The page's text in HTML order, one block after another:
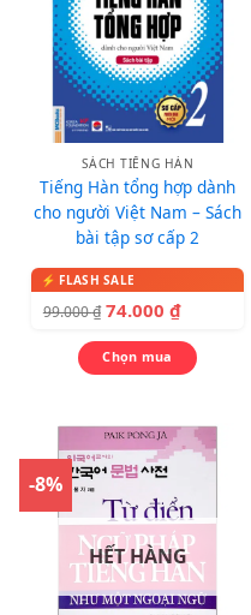
SÁCH TIẾNG HÀN
Tiếng Hàn tổng hợp dành
cho người Việt Nam – Sách
bài tập sơ cấp 2
99.000₫ 74.000 ₫
Chọn mua
-8%
HẾT HÀNG